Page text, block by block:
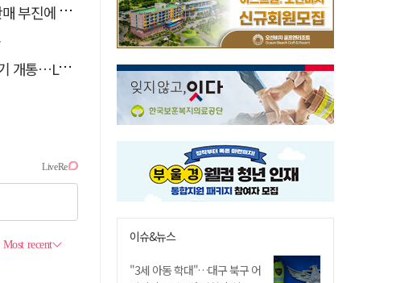
두 단계 '뚝'
로 사업 지원
이슈&뉴스
"3세 아동 학대"…대구 북구 어